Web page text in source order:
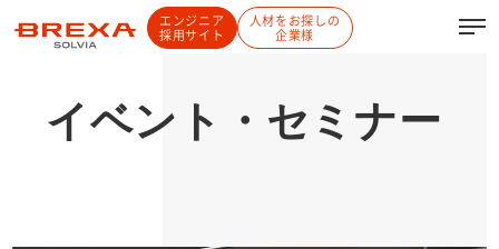
エンジニア
採用サイト
人材をお探しの
企業様
イベント・セミナー